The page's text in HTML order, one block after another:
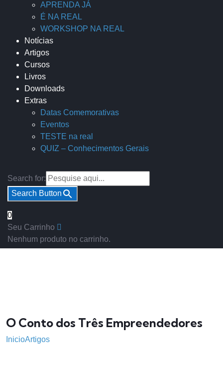
APRENDA JÁ
É NA REAL
WORKSHOP NA REAL
Notícias
Artigos
Cursos
Livros
Downloads
Extras
Datas Comemorativas
Eventos
TESTE na real
QUIZ – Conhecimentos Gerais
Search for:
Search Button
0
Seu Carrinho
Nenhum produto no carrinho.
O Conto dos Três Empreendedores
InicioArtigos